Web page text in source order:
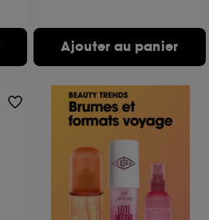
Ajouter au panier